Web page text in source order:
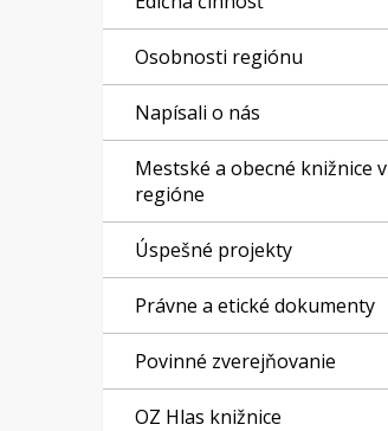
Osobnosti regiónu
Napísali o nás
Mestské a obecné knižnice v
regióne
Úspešné projekty
Právne a etické dokumenty
Povinné zverejňovanie
OZ Hlas knižnice